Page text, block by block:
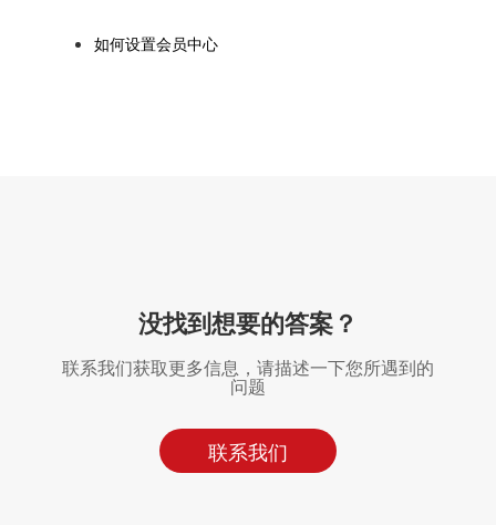
如何设置会员中心
没找到想要的答案？
联系我们获取更多信息，请描述一下您所遇到的
问题
联系我们